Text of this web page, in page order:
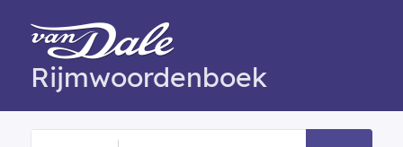
Rijmwoordenboek